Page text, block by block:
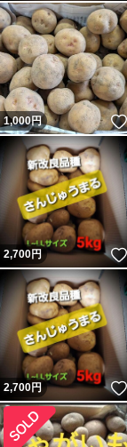
1,000円
2,700円
2,700円